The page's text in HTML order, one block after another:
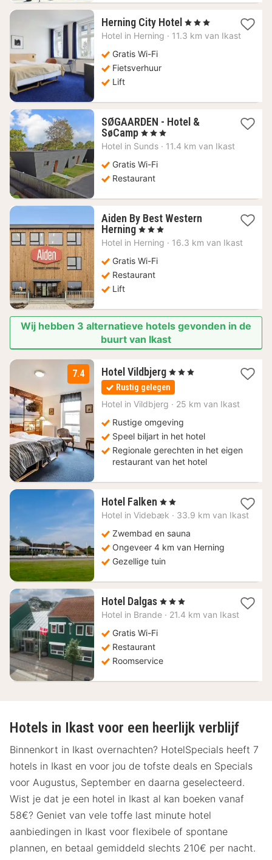
Herning City Hotel 1
nacht
, 3 Sterren
Hotel in Herning · 11.3 km van Ikast
Gratis Wi-Fi
Fietsverhuur
Lift
SØGAARDEN - Hotel &
SøCamp 1
nacht
95,48
€
, 3 Sterren
Hotel in Sunds · 11.4 km van Ikast
Gratis Wi-Fi
Restaurant
Aiden By Best Western
Herning1
nacht
vanaf
57,68
€
, 3 Sterren
Hotel in Herning · 16.3 km van Ikast
Gratis Wi-Fi
Restaurant
Lift
Wij hebben 3 alternatieve hotels gevonden in de
buurt van Ikast
7.4 Hotel Vildbjerg 1
nacht
vanaf
115,04
, 3 Sterren
Rustig gelegen
Hotel in Vildbjerg · 25 km van Ikast
Rustige omgeving
Speel biljart in het hotel
Regionale gerechten in het eigen
restaurant van het hotel
Hotel Falken 1
nacht
135,87
€
, 2 Sterren
Hotel in Videbæk · 33.9 km van Ikast
Zwembad en sauna
Ongeveer 4 km van Herning
Gezellige tuin
Hotel Dalgas 1
nacht
, 3 Sterren
Hotel in Brande · 21.4 km van Ikast
Gratis Wi-Fi
Restaurant
Roomservice
Hotels in Ikast voor een heerlijk verblijf
Binnenkort in Ikast overnachten? HotelSpecials heeft 7
hotels in Ikast en voor jou de tofste deals en Specials
voor Augustus, September en daarna geselecteerd.
Wist je dat je een hotel in Ikast al kan boeken vanaf
58€? Geniet van vele toffe last minute hotel
aanbiedingen in Ikast voor flexibele of spontane
plannen, en betaal gemiddeld slechts 210€ per nacht.